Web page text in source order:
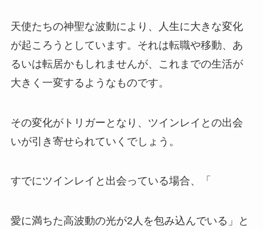
天使たちの神聖な波動により、人生に大きな変化
が起ころうとしています。それは転職や移動、あ
るいは転居かもしれませんが、これまでの生活が
大きく一変するようなものです。
その変化がトリガーとなり、ツインレイとの出会
いが引き寄せられていくでしょう。
すでにツインレイと出会っている場合、「
愛に満ちた高波動の光が2人を包み込んでいる」と